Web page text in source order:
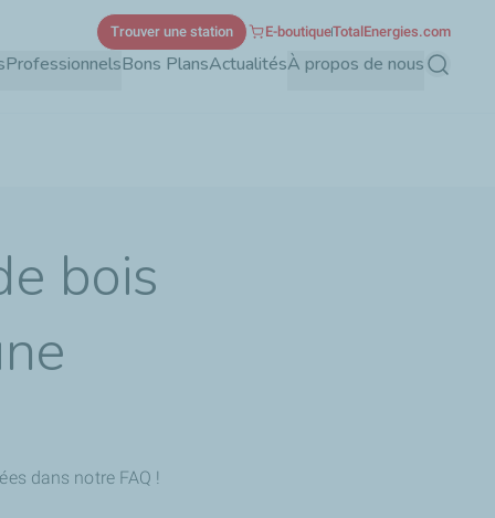
ProfessionnelsBons PlansActualitésÀ propos de nous
Trouver une station E-boutiqueTotalEnergies.com
bois
dans notre FAQ !